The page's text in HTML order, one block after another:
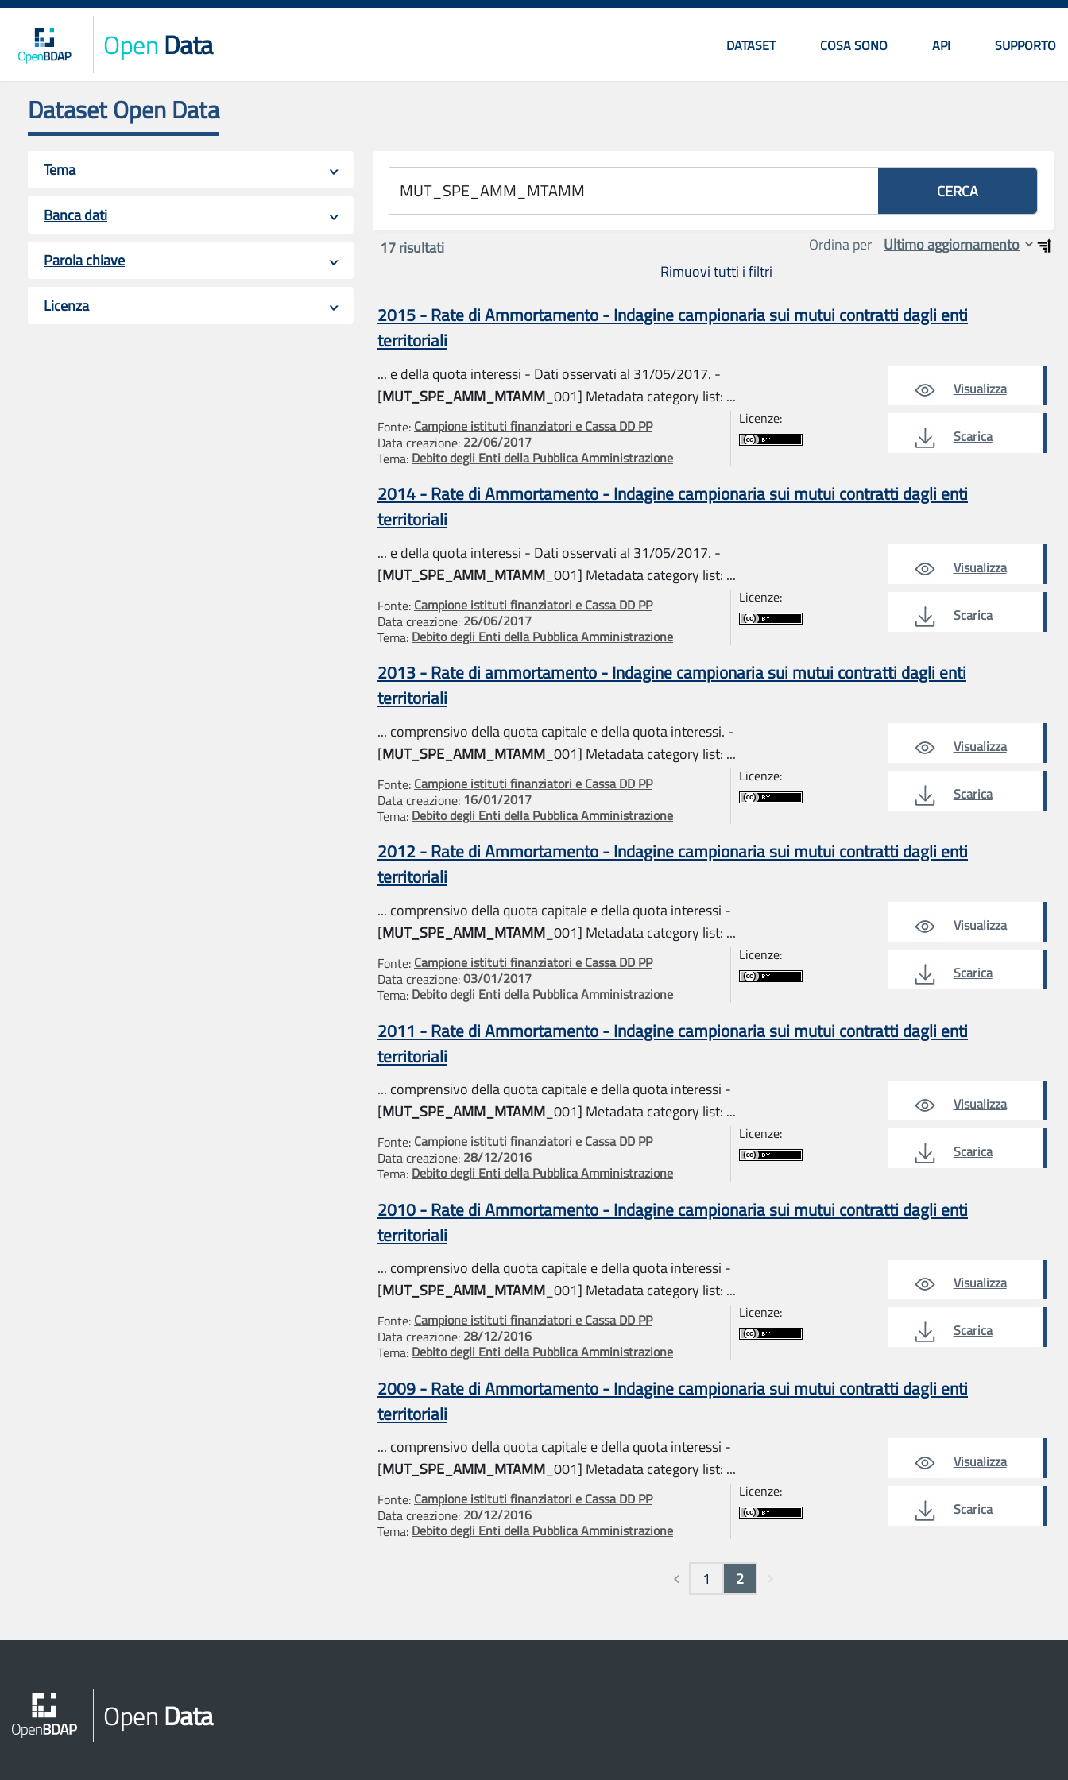
Open Data Menu principale
DATASET COSA SONO API SUPPORTO
Dataset Open Data
Tema
Banca dati
Parola chiave
Licenza
CERCA
17risultati
Ordina per
Rimuovi tutti i filtri
2015 - Rate di Ammortamento - Indagine campionaria sui mutui contratti dagli enti
territoriali
... e della quota interessi - Dati osservati al 31/05/2017. -
[MUT_SPE_AMM_MTAMM _001] Metadata category list: ...
Fonte: Campione istituti finanziatori e Cassa DD PP
Data creazione: 22/06/2017
Tema: Debito degli Enti della Pubblica Amministrazione
Licenze:
Visualizza
Scarica
2014 - Rate di Ammortamento - Indagine campionaria sui mutui contratti dagli enti
territoriali
... e della quota interessi - Dati osservati al 31/05/2017. -
[MUT_SPE_AMM_MTAMM _001] Metadata category list: ...
Fonte: Campione istituti finanziatori e Cassa DD PP
Data creazione: 26/06/2017
Tema: Debito degli Enti della Pubblica Amministrazione
Licenze:
Visualizza
Scarica
2013 - Rate di ammortamento - Indagine campionaria sui mutui contratti dagli enti
territoriali
... comprensivo della quota capitale e della quota interessi. -
[MUT_SPE_AMM_MTAMM _001] Metadata category list: ...
Fonte: Campione istituti finanziatori e Cassa DD PP
Data creazione: 16/01/2017
Tema: Debito degli Enti della Pubblica Amministrazione
Licenze:
Visualizza
Scarica
2012 - Rate di Ammortamento - Indagine campionaria sui mutui contratti dagli enti
territoriali
... comprensivo della quota capitale e della quota interessi -
[MUT_SPE_AMM_MTAMM _001] Metadata category list: ...
Fonte: Campione istituti finanziatori e Cassa DD PP
Data creazione:03/01/2017
Tema: Debito degli Enti della Pubblica Amministrazione
Licenze:
Visualizza
Scarica
2011 - Rate di Ammortamento - Indagine campionaria sui mutui contratti dagli enti
territoriali
... comprensivo della quota capitale e della quota interessi -
[MUT_SPE_AMM_MTAMM _001] Metadata category list: ...
Fonte: Campione istituti finanziatori e Cassa DD PP
Data creazione: 28/12/2016
Tema: Debito degli Enti della Pubblica Amministrazione
Licenze:
Visualizza
Scarica
2010 - Rate di Ammortamento - Indagine campionaria sui mutui contratti dagli enti
territoriali
... comprensivo della quota capitale e della quota interessi -
[MUT_SPE_AMM_MTAMM _001] Metadata category list: ...
Fonte: Campione istituti finanziatori e Cassa DD PP
Data creazione: 28/12/2016
Tema: Debito degli Enti della Pubblica Amministrazione
Licenze:
Visualizza
Scarica
2009 - Rate di Ammortamento - Indagine campionaria sui mutui contratti dagli enti
territoriali
... comprensivo della quota capitale e della quota interessi -
[MUT_SPE_AMM_MTAMM _001] Metadata category list: ...
Fonte: Campione istituti finanziatori e Cassa DD PP
Data creazione: 20/12/2016
Tema: Debito degli Enti della Pubblica Amministrazione
Licenze:
Visualizza
Scarica
1 2
Open Data